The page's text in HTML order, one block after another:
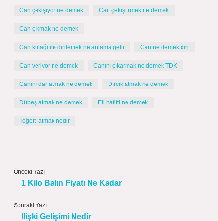
Can çekişiyor ne demek Can çekiştirmek ne demek
Can çıkmak ne demek
Can kulağı ile dinlemek ne anlama gelir Can ne demek din
Can veriyor ne demek Canını çıkarmak ne demek TDK
Canını dar atmak ne demek Dırcık atmak ne demek
Dübeş atmak ne demek Eli hafifti ne demek
Teğelti atmak nedir
Önceki Yazı
1 Kilo Balın Fiyatı Ne Kadar
Sonraki Yazı
Ilişki Gelişimi Nedir